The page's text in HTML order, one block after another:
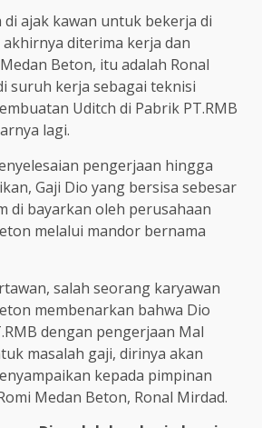
di ajak kawan untuk bekerja di
akhirnya diterima kerja dan
Beton, itu adalah Ronal
suruh kerja sebagai teknisi
Uditch di Pabrik PT.RMB
lagi.
pengerjaan hingga
Gaji Dio yang bersisa sebesar
di bayarkan oleh perusahaan
melalui mandor bernama
salah seorang karyawan
membenarkan bahwa Dio
dengan pengerjaan Mal
masalah gaji, dirinya akan
kepada pimpinan
Medan Beton, Ronal Mirdad.